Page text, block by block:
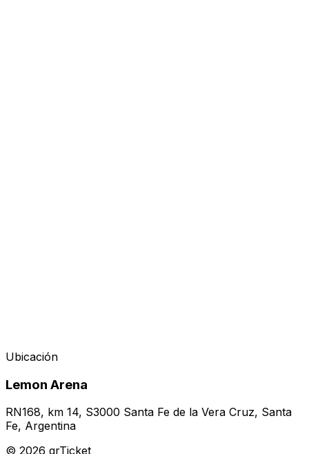
Ubicación
Lemon Arena
RN168, km 14, S3000 Santa Fe de la Vera Cruz, Santa
Fe, Argentina
© 2026 qrTicket